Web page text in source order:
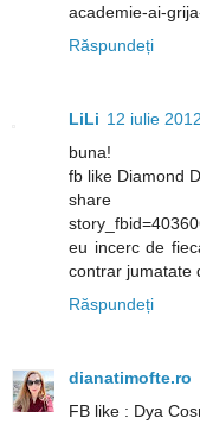
academie-ai-
Răspundeți
LiLi 12 iulie
buna!
fb like Diamond
share https://
eu incerc de
contrar jumatate
Răspundeți
dianatimofte.ro
FB like : Dya